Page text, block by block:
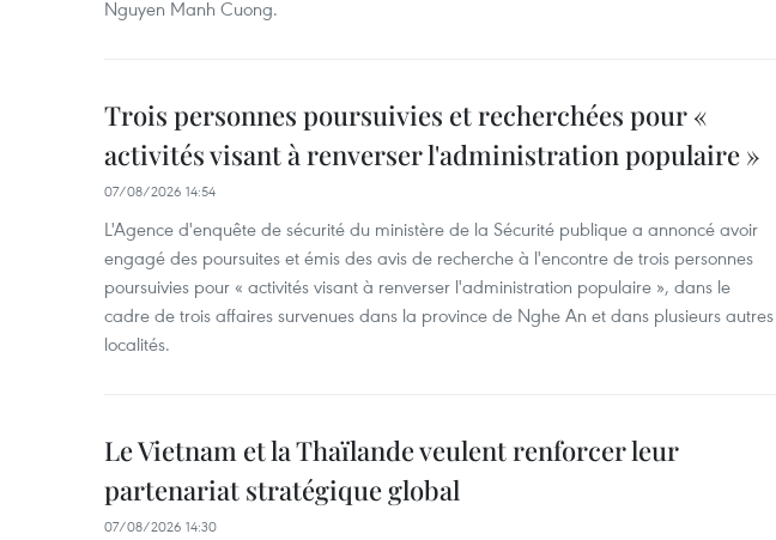
Nguyen Manh Cuong.
Trois personnes poursuivies et recherchées pour «
activités visant à renverser l'administration populaire »
07/08/2026 14:54
L'Agence d'enquête de sécurité du ministère de la Sécurité publique a annoncé avoir
engagé des poursuites et émis des avis de recherche à l'encontre de trois personnes
poursuivies pour « activités visant à renverser l'administration populaire », dans le
cadre de trois affaires survenues dans la province de Nghe An et dans plusieurs autres
localités.
Le Vietnam et la Thaïlande veulent renforcer leur
partenariat stratégique global
07/08/2026 14:30